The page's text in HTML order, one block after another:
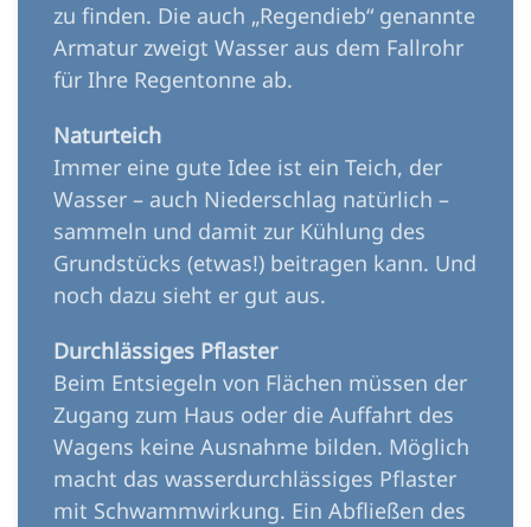
zu finden. Die auch „Regendieb“ genannte
Armatur zweigt Wasser aus dem Fallrohr
für Ihre Regentonne ab.
Naturteich
Immer eine gute Idee ist ein Teich, der
Wasser – auch Niederschlag natürlich –
sammeln und damit zur Kühlung des
Grundstücks (etwas!) beitragen kann. Und
noch dazu sieht er gut aus.
Durchlässiges Pflaster
Beim Entsiegeln von Flächen müssen der
Zugang zum Haus oder die Auffahrt des
Wagens keine Ausnahme bilden. Möglich
macht das wasserdurchlässiges Pflaster
mit Schwammwirkung. Ein Abfließen des